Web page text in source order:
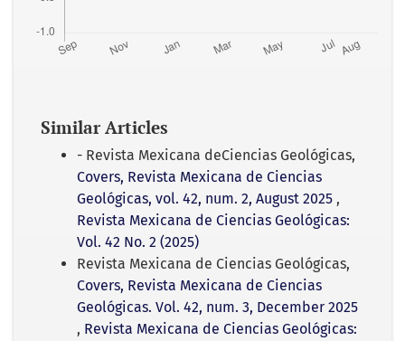
Similar Articles
- Revista Mexicana deCiencias Geológicas,
Covers, Revista Mexicana de Ciencias
Geológicas, vol. 42, num. 2, August 2025 ,
Revista Mexicana de Ciencias Geológicas:
Vol. 42 No. 2 (2025)
Revista Mexicana de Ciencias Geológicas,
Covers, Revista Mexicana de Ciencias
Geológicas. Vol. 42, num. 3, December 2025
, Revista Mexicana de Ciencias Geológicas: